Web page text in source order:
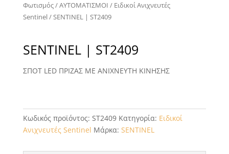
Φωτισμός/ΑΥΤΟΜΑΤΙΣΜΟΙ / Ειδικοί Ανιχνευτές
Sentinel/ SENTINEL | ST2409
SENTINEL | ST2409
ΣΠΟΤ LED ΠΡΙΖΑΣ ΜΕ ΑΝΙΧΝΕΥΤΗ ΚΙΝΗΣΗΣ
Κωδικός προϊόντος: ST2409 Κατηγορία: Ειδικοί
Ανιχνευτές Sentinel Μάρκα: SENTINEL